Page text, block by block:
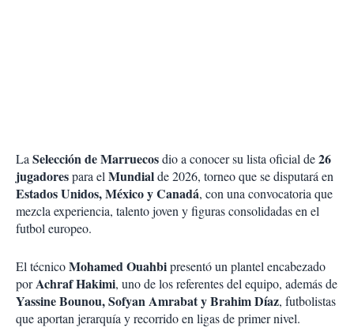
LaSelección de Marruecosdio a conocer su lista oficial de26
jugadorespara elMundialde 2026, torneo que se disputará en
Estados Unidos, México y Canadá, con una convocatoria que
mezcla experiencia, talento joven y figuras consolidadas en el
futbol europeo.
El técnicoMohamed Ouahbipresentó un plantel encabezado
porAchraf Hakimi, uno de los referentes del equipo, además de
Yassine Bounou, Sofyan Amrabat y Brahim Díaz, futbolistas
que aportan jerarquía y recorrido en ligas de primer nivel.